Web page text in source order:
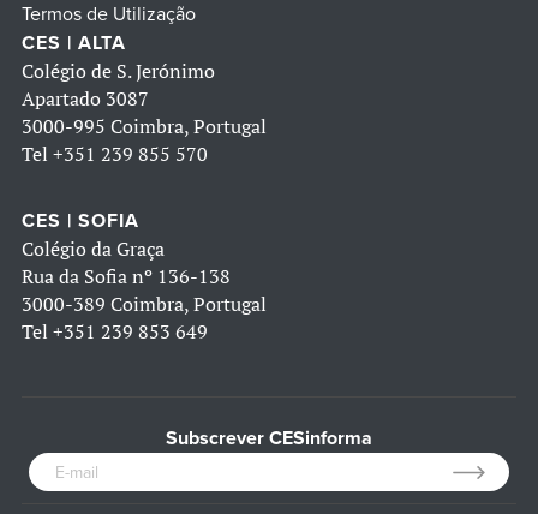
Termos de Utilização
CES | ALTA
Colégio de S. Jerónimo
Apartado 3087
3000-995 Coimbra, Portugal
Tel +351 239 855 570
CES | SOFIA
Colégio da Graça
Rua da Sofia nº 136-138
3000-389 Coimbra, Portugal
Tel +351 239 853 649
Subscrever CESinforma